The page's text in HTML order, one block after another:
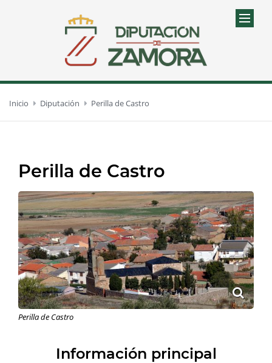
Inicio Diputación Perilla de Castro
Perilla de Castro
Perilla de Castro
Información principal